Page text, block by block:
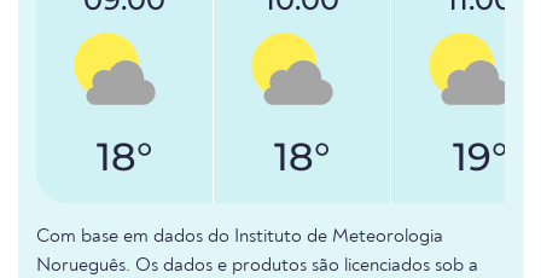
18° 18° 19°
Com base em dados do Instituto de Meteorologia
Norueguês. Os dados e produtos são licenciados sob a